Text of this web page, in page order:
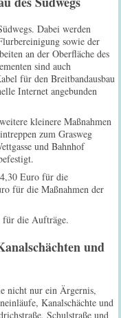
Dabei werden
sowie der
an der Oberfläche des
sind auch
für den Breitbandausbau
Internet angebunden
kleinere Maßnahmen
zum Grasweg
und Bahnhof
Euro für die
für die Maßnahmen der
für die Aufträge.
und
nicht nur ein Ärgernis,
Kanalschächte und
Schulstraße und